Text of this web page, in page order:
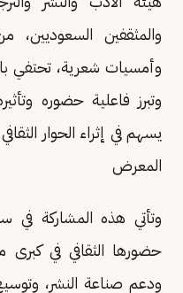
والمثقفين السعوديين،
وأمسيات شعرية، تحتفي
وتبرز فاعلية حضوره
يسهم في إثراء الحوار
المعرض
وتأتي هذه المشاركة
حضورها الثقافي في كبرى
ودعم صناعة النشر،